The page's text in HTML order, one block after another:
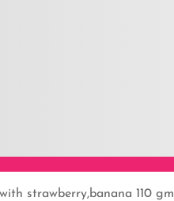
strawberry,banana 110 gm